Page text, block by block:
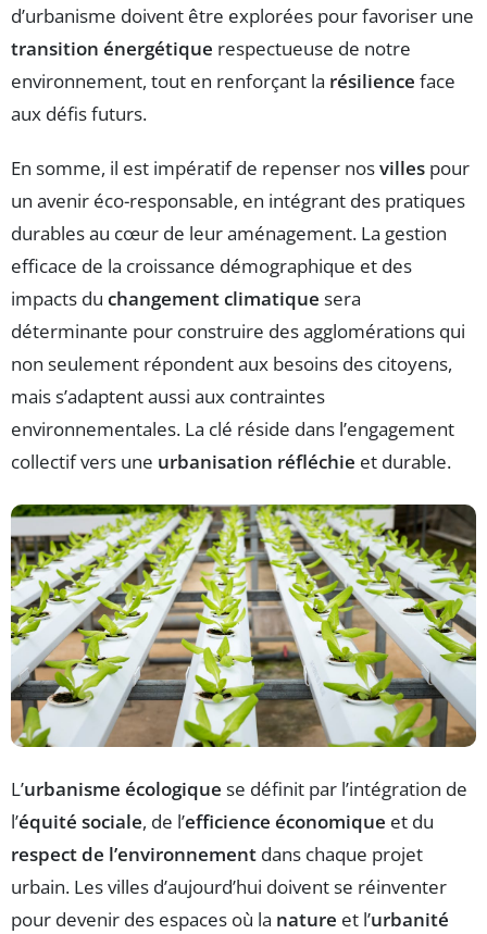
d’urbanisme doivent être explorées pour favoriser une
transition énergétique respectueuse de notre
environnement, tout en renforçant la résilience face
aux défis futurs.
En somme, il est impératif de repenser nosvilles pour
un avenir éco-responsable, en intégrant des pratiques
durables au cœur de leur aménagement. La gestion
efficace de la croissance démographique et des
impacts du changement climatique sera
déterminante pour construire des agglomérations qui
non seulement répondent aux besoins des citoyens,
mais s’adaptent aussi aux contraintes
environnementales. La clé réside dans l’engagement
collectif vers une urbanisation réfléchie et durable.
L’urbanisme écologique se définit par l’intégration de
l’équité sociale, de l’efficience économique et du
respect de l’environnement dans chaque projet
urbain. Les villes d’aujourd’hui doivent se réinventer
pour devenir des espaces où la nature et l’urbanité